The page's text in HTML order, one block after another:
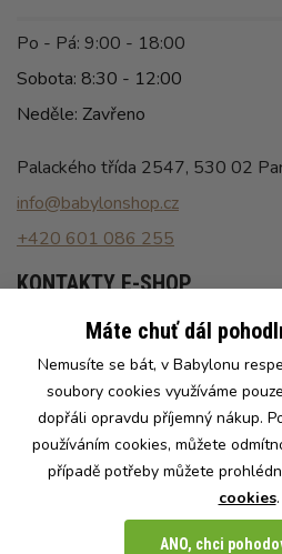
Po - Pá: 9:00 - 18:00
Sobota: 8:30 - 12:00
Neděle: Zavřeno
Palackého třída 2547, 530 02
info@babylonshop.cz
+420 601 086 255
KONTAKTY E-SHOP
Po - Pá: 8:00 - 16:30
info@babylonshop.cz
+420 602 786 086
Naše e-shopy:
Máte chuť dál
Nemusíte se bát, v Babylonu
soubory cookies využíváme
dopřáli opravdu příjemný nákup.
používáním cookies, můžete
případě potřeby můžete
cookies.
ANO, chci